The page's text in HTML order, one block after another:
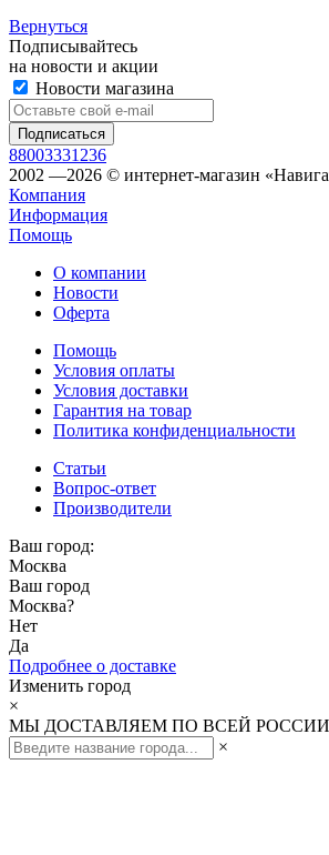
Вернуться
Подписывайтесь
на новости и акции
Новости магазина
88003331236
2002 —2026 © интернет-магазин
Компания
Информация
Помощь
О компании
Новости
Оферта
Помощь
Условия оплаты
Условия доставки
Гарантия на товар
Политика конфиденциальности
Статьи
Вопрос-ответ
Производители
Ваш город:
Москва
Ваш город
Москва?
Нет
Да
Подробнее о доставке
Изменить город
×
МЫ ДОСТАВЛЯЕМ ПО ВСЕЙ
×